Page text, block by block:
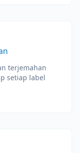
terjemahan
setiap label